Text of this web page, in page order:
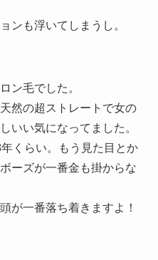
ンも浮いてしまうし。
ン毛でした。
然の超ストレートで女の
いい気になってました。
くらい。もう見た目とか
ーズが一番金も掛からな
が一番落ち着きますよ！